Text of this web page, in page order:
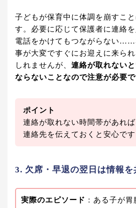
子どもが保育中に体調を崩すこ
す。必要に応じて保護者に連絡
電話をかけてもつながらない……
事が大変ですぐにお迎えに来ら
しれませんが、 連絡が取れない
ならないことなので注意が必要
ポイント
連絡が取れない時間帯があれ
連絡先を伝えておくと安心です
3. 欠席・早退の翌日は情報を
実際のエピソード ：ある子が